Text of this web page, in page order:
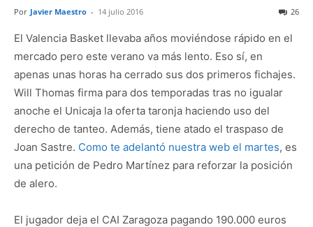
Por Javier Maestro - 14 julio 2016 26
El Valencia Basket llevaba años moviéndose rápido en el
mercado pero este verano va más lento. Eso sí, en
apenas unas horas ha cerrado sus dos primeros fichajes.
Will Thomas firma para dos temporadas tras no igualar
anoche el Unicaja la oferta taronja haciendo uso del
derecho de tanteo. Además, tiene atado el traspaso de
Joan Sastre. Como te adelantó nuestra web el martes, es
una petición de Pedro Martínez para reforzar la posición
de alero.
El jugador deja el CAI Zaragoza pagando 190.000 euros